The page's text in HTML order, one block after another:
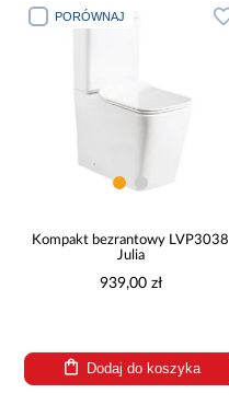
PORÓWNAJ
Kompakt bezrantowy LVP3038
Julia
939,00 zł
Dodaj do koszyka